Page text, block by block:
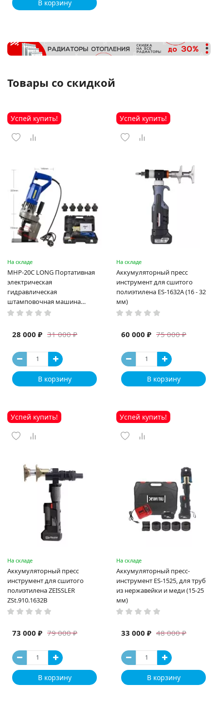
В корзину
Товары со скидкой
Успей купить!
На складе
MHP-20C LONG Портативная
электрическая
гидравлическая
штамповочная машина
высокая мощность и мощный
машина
31 000 ₽
28 000 ₽
В корзину
Успей купить!
На складе
Аккумуляторный пресс
инструмент для сшитого
полиэтилена ES-1632A (16 - 32
мм)
75 000 ₽
60 000 ₽
В корзину
Успей купить!
На складе
Аккумуляторный пресс
инструмент для сшитого
полиэтилена ZEISSLER
ZSt.910.1632B
79 000 ₽
73 000 ₽
В корзину
Успей купить!
На складе
Аккумуляторный пресс-
инструмент ES-1525, для труб
из нержавейки и меди (15-25
мм)
48 000 ₽
33 000 ₽
В корзину